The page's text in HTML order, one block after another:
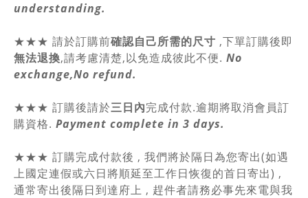
understanding.
★★★ 請於訂購前確認自己所需的尺寸 ,下單訂購後即
無法退換,請考慮清楚,以免造成彼此不便. No
exchange,No refund.
★★★ 訂購後請於三日內完成付款.逾期將取消會員訂
購資格. Payment complete in 3 days.
★★★ 訂購完成付款後 , 我們將於隔日為您寄出(如遇
上國定連假或六日將順延至工作日恢復的首日寄出) ,
通常寄出後隔日到達府上 , 趕件者請務必事先來電與我